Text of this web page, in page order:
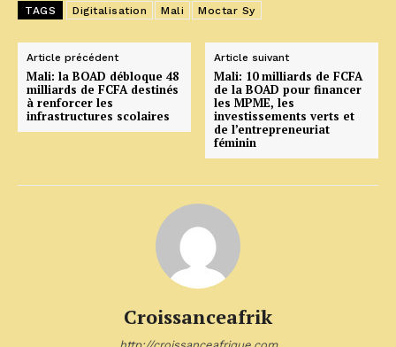
TAGS Digitalisation Mali Moctar Sy
Article précédent
Mali: la BOAD débloque 48
milliards de FCFA destinés
à renforcer les
infrastructures scolaires
Article suivant
Mali: 10 milliards de FCFA
de la BOAD pour financer
les MPME, les
investissements verts et
de l’entrepreneuriat
féminin
Croissanceafrik